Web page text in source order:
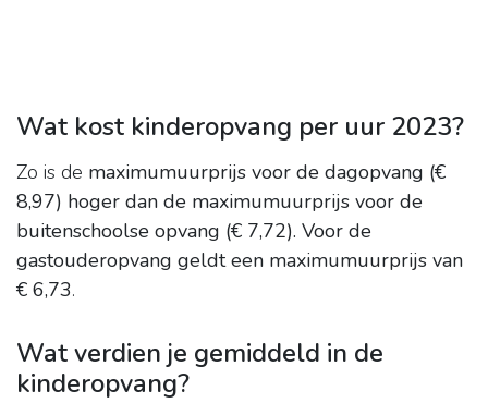
Wat kost kinderopvang per uur 2023?
Zo is de maximumuurprijs voor de dagopvang (€
8,97) hoger dan de maximumuurprijs voor de
buitenschoolse opvang (€ 7,72). Voor de
gastouderopvang geldt een maximumuurprijs van
€ 6,73.
Wat verdien je gemiddeld in de
kinderopvang?